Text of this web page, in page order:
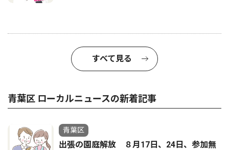
すべて見る
青葉区 ローカルニュースの新着記事
青葉区
出張の園庭解放 ８月17日、24日、参加無